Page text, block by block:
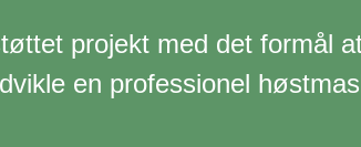
projekt med det formål
en professionel